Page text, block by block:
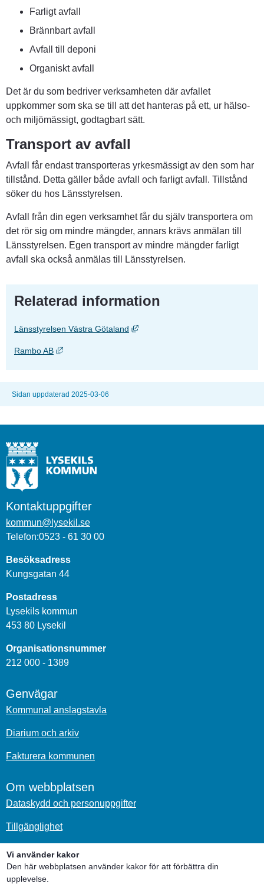
Vi använder kakor
Den här webbplatsen använder kakor för att förbättra din
upplevelse.
Farligt avfall
Brännbart avfall
Avfall till deponi
Organiskt avfall
Det är du som bedriver verksamheten där avfallet
uppkommer som ska se till att det hanteras på ett, ur hälso-
och miljömässigt, godtagbart sätt.
Transport av avfall
Avfall får endast transporteras yrkesmässigt av den som har
tillstånd. Detta gäller både avfall och farligt avfall. Tillstånd
söker du hos Länsstyrelsen.
Avfall från din egen verksamhet får du själv transportera om
det rör sig om mindre mängder, annars krävs anmälan till
Länsstyrelsen. Egen transport av mindre mängder farligt
avfall ska också anmälas till Länsstyrelsen.
Relaterad information
Länsstyrelsen Västra Götaland Länk till annan webbplats,
Rambo AB Länk till annan webbplats, öppnas i nytt fönster.
Sidan uppdaterad 2025-03-06
Kontaktuppgifter
kommun@lysekil.se
Telefon:0523 - 61 30 00
Besöksadress
Kungsgatan 44
Postadress
Lysekils kommun
453 80 Lysekil
Organisationsnummer
212 000 - 1389
Genvägar
Kommunal anslagstavla
Diarium och arkiv
Fakturera kommunen
Om webbplatsen
Dataskydd och personuppgifter
Tillgänglighet
Om kakor
Sociala medier